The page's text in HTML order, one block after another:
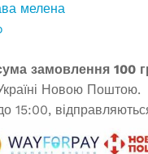
мелена
замовлення 100
Новою Поштою.
15:00,